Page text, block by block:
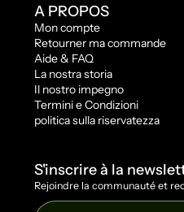
A PROPOS
Mon compte
Retourner ma commande
Aide & FAQ
La nostra storia
Il nostro impegno
Termini e Condizioni
politica sulla riservatezza
S'inscrire à la
Rejoindre la communauté et